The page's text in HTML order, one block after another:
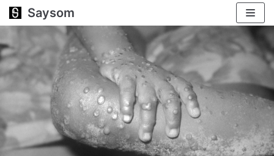
跳
正
文
Saysom